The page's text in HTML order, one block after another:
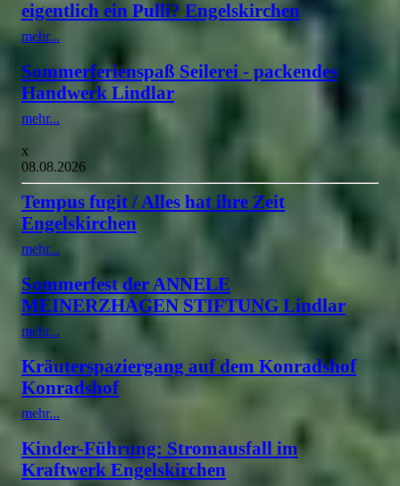
eigentlich ein Pulli? Engelskirchen
mehr...
Sommerferienspaß Seilerei - packendes
Handwerk Lindlar
mehr...
x
08.08.2026
Tempus fugit / Alles hat ihre Zeit
Engelskirchen
mehr...
Sommerfest der ANNELE
MEINERZHAGEN STIFTUNG Lindlar
mehr...
Kräuterspaziergang auf dem Konradshof
Konradshof
mehr...
Kinder-Führung: Stromausfall im
Kraftwerk Engelskirchen